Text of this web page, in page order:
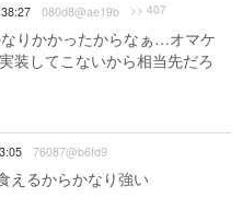
080d8@ae19b >> 407
りかかったからなぁ…オマケ
装してこないから相当先だろ
76087@b6fd9
えるからかなり強い